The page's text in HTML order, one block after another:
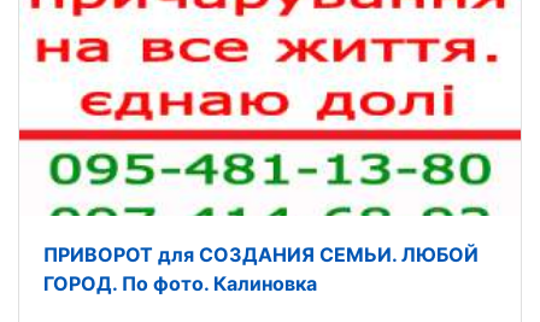
ПРИВОРОТ для СОЗДАНИЯ СЕМЬИ. ЛЮБОЙ
ГОРОД. По фото. Калиновка